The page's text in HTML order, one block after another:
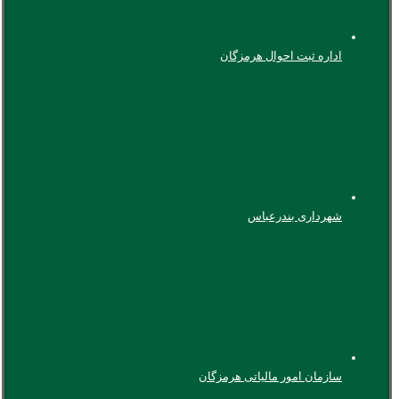
اداره ثبت احوال هرمزگان
شهرداری بندرعباس
سازمان امور مالیاتی هرمزگان